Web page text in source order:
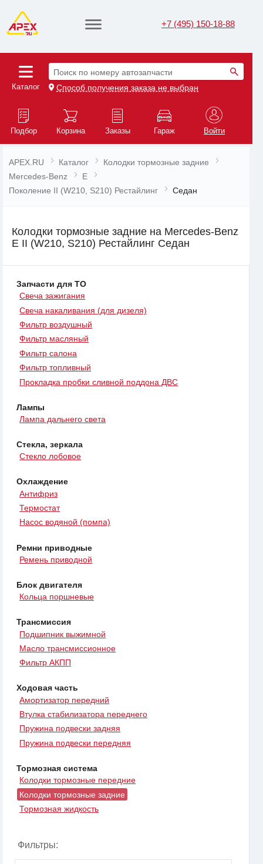
+7 (495) 150-18-88
Каталог
Поиск по номеру автозапчасти
Способ получения заказа не выбран
Подбор Корзина Заказы Гараж Войти
APEX.RU Каталог
Колодки тормозные задние
Mercedes-Benz
E
Поколение II (W210, S210) Рестайлинг
Седан
Колодки тормозные задние на Mercedes-Benz
E II (W210, S210) Рестайлинг Седан
Запчасти для ТО
Свеча зажигания
Свеча накаливания (для дизеля)
Фильтр воздушный
Фильтр масляный
Фильтр салона
Фильтр топливный
Прокладка пробки сливной поддона ДВС
Лампы
Лампа дальнего света
Стекла, зеркала
Стекло лобовое
Охлаждение
Антифриз
Термостат
Насос водяной (помпа)
Ремни приводные
Ремень приводной
Блок двигателя
Кольца поршневые
Трансмиссия
Подшипник выжимной
Масло трансмиссионное
Фильтр АКПП
Ходовая часть
Амортизатор передний
Втулка стабилизатора переднего
Пружина подвески задняя
Пружина подвески передняя
Тормозная система
Колодки тормозные передние
Колодки тормозные задние
Тормозная жидкость
Фильтры: